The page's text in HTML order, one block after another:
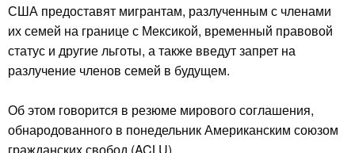
США предоставят мигрантам, разлученным с членами
их семей на границе с Мексикой, временный правовой
статус и другие льготы, а также введут запрет на
разлучение членов семей в будущем.
Об этом говорится в резюме мирового соглашения,
обнародованного в понедельник Американским союзом
гражданских свобод (ACLU).